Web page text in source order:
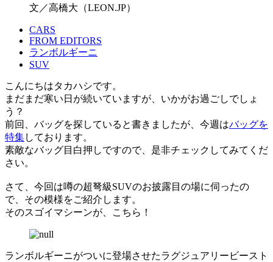
文／高橋大（LEON.JP）
CARS
FROM EDITORS
ランボルギーニ
SUV
こんにちはタカハシです。
まだまだ寒い日が続いていますが、いかがお過ごしでしょ
う？
前回、バッグを探していると書きましたが、今週はバッグを
特集しております。
素敵なバッグ目白押しですので、是非チェックしてみてくだ
さい。
さて、今回は噂の超弩級SUVのお披露目の場に伺ったの
で、その模様をご紹介します。
そのスゴイマシーンが、こちら！
ランボルギーニがついに登場させたラグジュアリービースト